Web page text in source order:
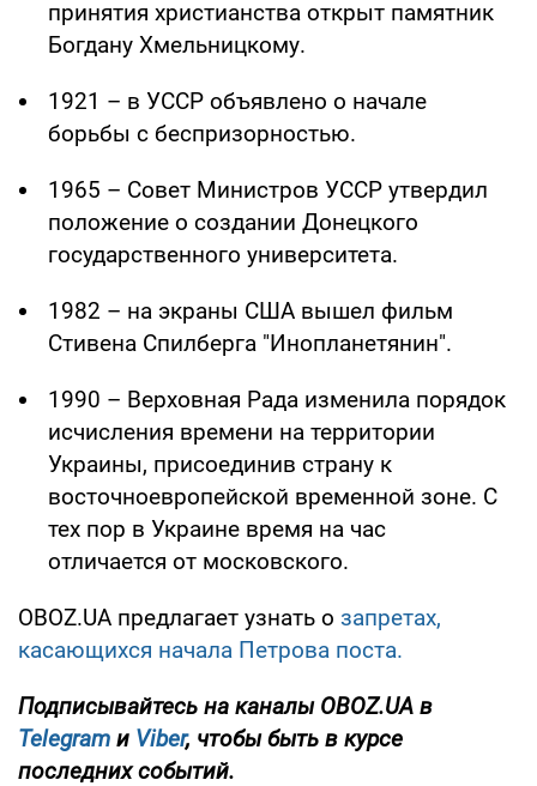
принятия христианства открыт памятник
Богдану Хмельницкому.
1921 – в УССР объявлено о начале
борьбы с беспризорностью.
1965 – Совет Министров УССР утвердил
положение о создании Донецкого
государственного университета.
1982 – на экраны США вышел фильм
Стивена Спилберга "Инопланетянин".
1990 – Верховная Рада изменила порядок
исчисления времени на территории
Украины, присоединив страну к
восточноевропейской временной зоне. С
тех пор в Украине время на час
отличается от московского.
OBOZ.UA предлагает узнать о запретах,
касающихся начала Петрова поста.
Подписывайтесь на каналы OBOZ.UA в
Telegram и Viber, чтобы быть в курсе
последних событий.